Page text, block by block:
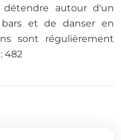
détendre autour d'un
et de danser en
sont régulièrement
482